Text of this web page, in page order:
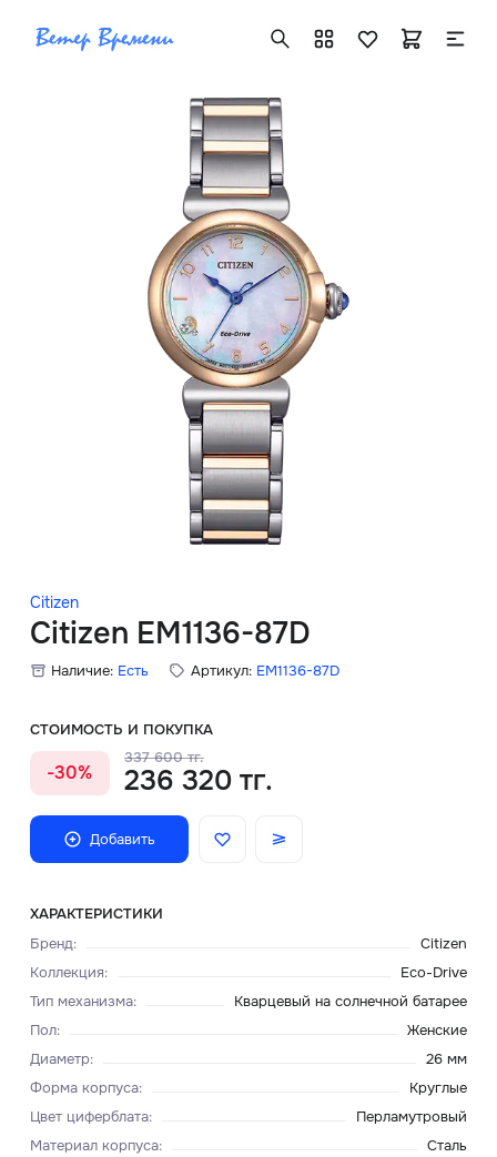
Citizen
Citizen EM1136-87D
Наличие: Есть Артикул: EM1136-87D
СТОИМОСТЬ И ПОКУПКА
-30%
337 600 тг.
236 320 тг.
Добавить
ХАРАКТЕРИСТИКИ
Бренд:
Citizen
Коллекция:
Eco-Drive
Тип механизма:
Кварцевый на солнечной батарее
Пол:
Женские
Диаметр:
26 мм
Форма корпуса:
Круглые
Цвет циферблата:
Перламутровый
Материал корпуса:
Сталь
info@vetervremeni.kz
Авторизация
Каталог
Мужские часы
Женские часы
Скидки
Главная
О нас
Доставка и оплата
Блог